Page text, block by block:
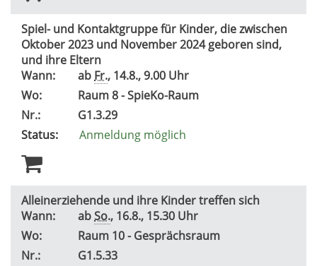
Spiel- und Kontaktgruppe für Kinder, die zwischen
Oktober 2023 und November 2024 geboren sind,
und ihre Eltern
Wann:
ab Fr., 14.8., 9.00 Uhr
Wo:
Raum 8 - SpieKo-Raum
Nr.:
G1.3.29
Status:
Anmeldung möglich
Alleinerziehende und ihre Kinder treffen sich
Wann:
abSo., 16.8., 15.30 Uhr
Wo:
Raum 10 - Gesprächsraum
Nr.:
G1.5.33